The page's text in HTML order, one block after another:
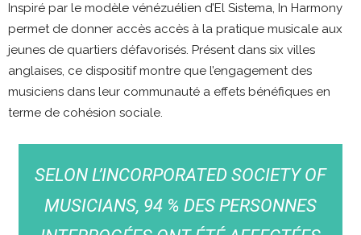
Inspiré par le modèle vénézuélien d’El Sistema, In Harmony
permet de donner accès accès à la pratique musicale aux
jeunes de quartiers défavorisés. Présent dans six villes
anglaises, ce dispositif montre que l’engagement des
musiciens dans leur communauté a effets bénéfiques en
terme de cohésion sociale.
SELON L’INCORPORATED SOCIETY OF
MUSICIANS, 94 % DES PERSONNES